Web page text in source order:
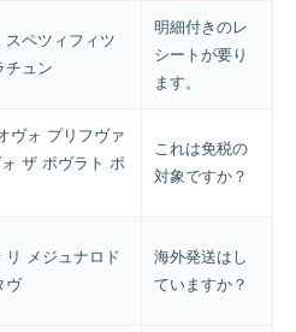
スペツィフィツ
チュン
明細付きのレ
シートが要り
ます。
ヴォ プリフヴァ
ォ ザ ポヴラト ポ
これは免税の
対象ですか？
リ メジュナロド
ヴ
海外発送はし
ていますか？